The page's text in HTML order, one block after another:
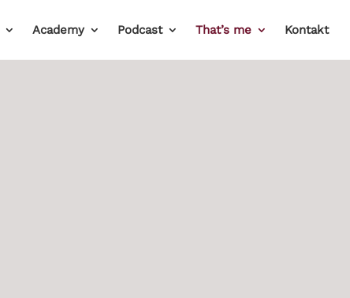
Academy Podcast That’s me Kontakt